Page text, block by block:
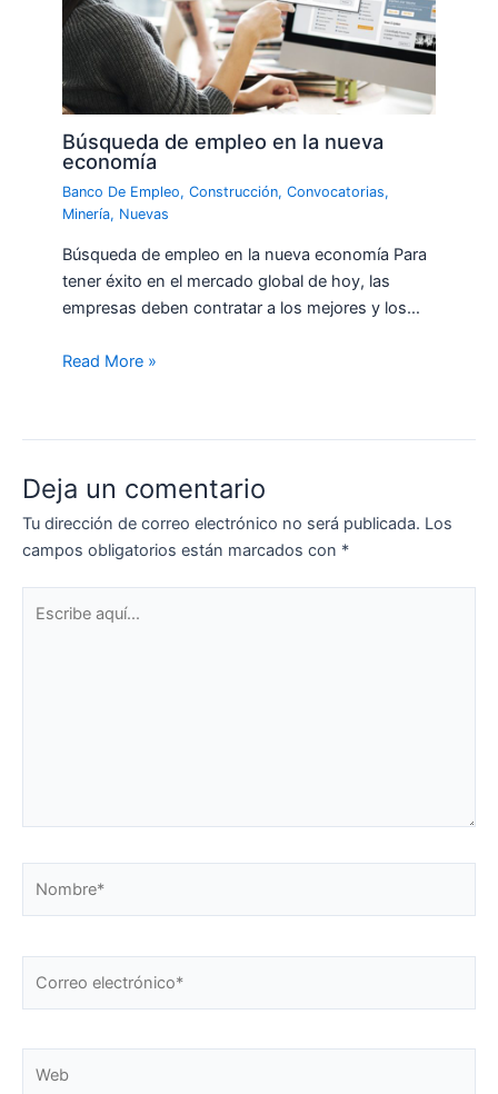
Búsqueda de empleo en la nueva
economía
Banco De Empleo,Construcción,Convocatorias,
Minería, Nuevas
Búsqueda de empleo en la nueva economía Para
tener éxito en el mercado global de hoy, las
empresas deben contratar a los mejores y los…
Read More »
Deja un comentario
Tu dirección de correo electrónico no será publicada. Los
campos obligatorios están marcados con *
electrónico*